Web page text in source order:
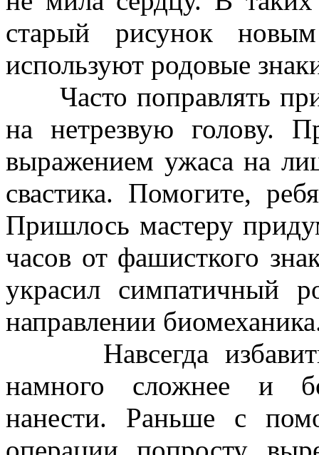
старый рисунок
используют родовые
Часто поправлять
на нетрезвую голову.
выражением ужаса на
свастика. Помогите,
Пришлось мастеру
часов от фашисткого
украсил симпатичный
направлении
Навсегда
намного сложнее и
нанести. Раньше с